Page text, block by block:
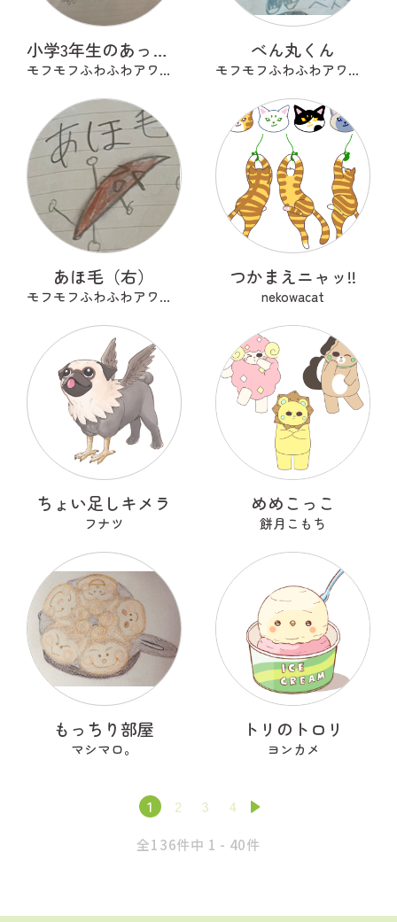
小学3年生のあったらいいな
モフモフふわふわアワアワ
べん丸くん
モフモフふわふわアワアワ
あほ毛（右）
モフモフふわふわアワアワ
つかまえニャッ!!
nekowacat
ちょい足しキメラ
フナツ
めめこっこ
餅月こもち
もっちり部屋
マシマロ。
トリのトロリ
ヨンカメ
1 2 3 4
全136件中 1 - 40件